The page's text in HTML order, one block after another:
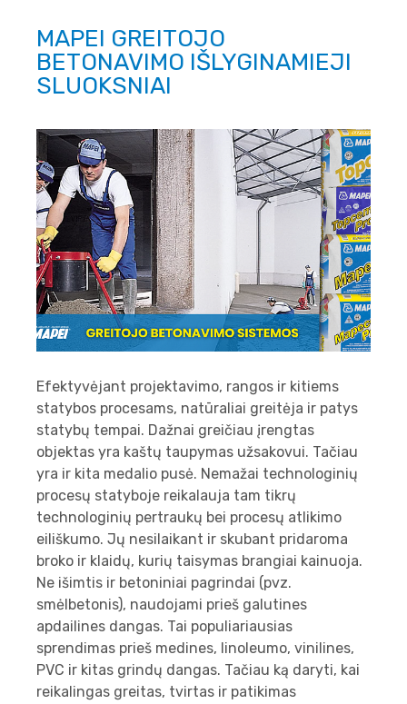
MAPEI GREITOJO
BETONAVIMO IŠLYGINAMIEJI
SLUOKSNIAI
Efektyvėjant projektavimo, rangos ir kitiems
statybos procesams, natūraliai greitėja ir patys
statybų tempai. Dažnai greičiau įrengtas
objektas yra kaštų taupymas užsakovui. Tačiau
yra ir kita medalio pusė. Nemažai technologinių
procesų statyboje reikalauja tam tikrų
technologinių pertraukų bei procesų atlikimo
eiliškumo. Jų nesilaikant ir skubant pridaroma
broko ir klaidų, kurių taisymas brangiai kainuoja.
Ne išimtis ir betoniniai pagrindai (pvz.
smėlbetonis), naudojami prieš galutines
apdailines dangas. Tai populiariausias
sprendimas prieš medines, linoleumo, vinilines,
PVC ir kitas grindų dangas. Tačiau ką daryti, kai
reikalingas greitas, tvirtas ir patikimas